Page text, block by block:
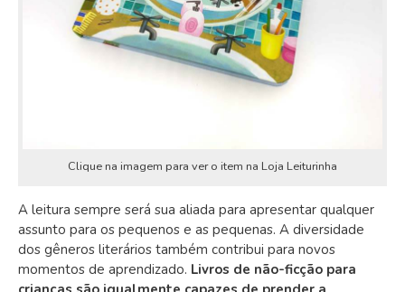
Clique na imagem para ver o item na Loja Leiturinha
A leitura sempre será sua aliada para apresentar qualquer
assunto para os pequenos e as pequenas. A diversidade
dos gêneros literários também contribui para novos
momentos de aprendizado. Livros de não-ficção para